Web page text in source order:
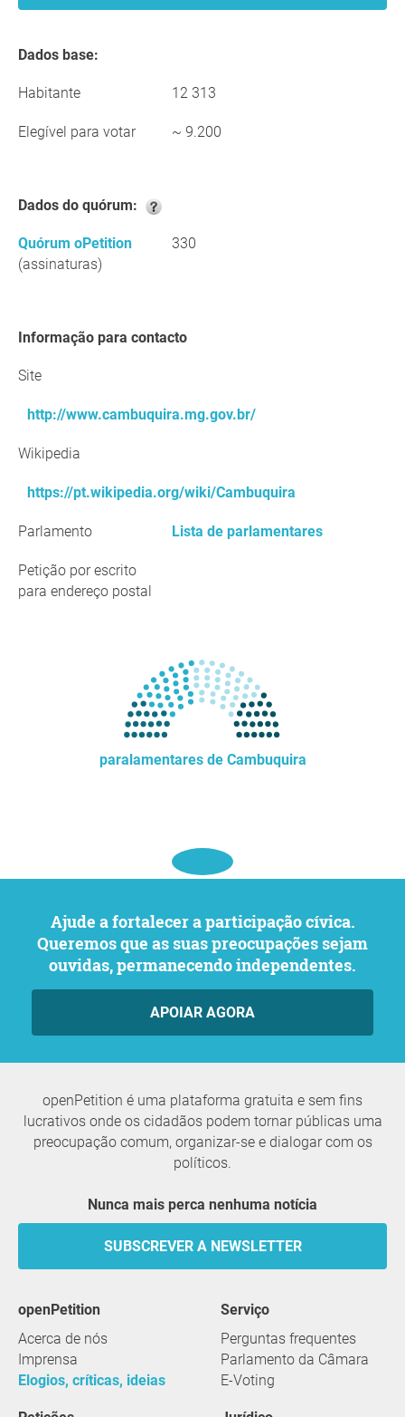
Dados base:
Habitante 12 313
Elegível para votar ~ 9.200
Dados do quórum:
Quórum oPetition
(assinaturas)
330
Informação para contacto
Site
http://www.cambuquira.mg.gov.br/
Wikipedia
https://pt.wikipedia.org/wiki/Cambuquira
Parlamento Lista de parlamentares
Petição por escrito
para endereço postal
paralamentares de Cambuquira
Ajude a fortalecer a participação cívica.
Queremos que as suas preocupações sejam
ouvidas, permanecendo independentes.
APOIAR AGORA
openPetition é uma plataforma gratuita e sem fins
lucrativos onde os cidadãos podem tornar públicas uma
preocupação comum, organizar-se e dialogar com os
políticos.
Nunca mais perca nenhuma notícia
SUBSCREVER A NEWSLETTER
openPetition
Acerca de nós
Imprensa
Elogios, críticas, ideias
serviço
Perguntas frequentes
Parlamento da Câmara
E-Voting